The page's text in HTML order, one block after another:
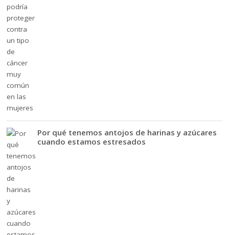
Por qué tenemos antojos de harinas y azúcares
cuando estamos estresados